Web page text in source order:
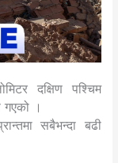
दक्षिण पश्चिम
गएको ।
सबैभन्दा बढी